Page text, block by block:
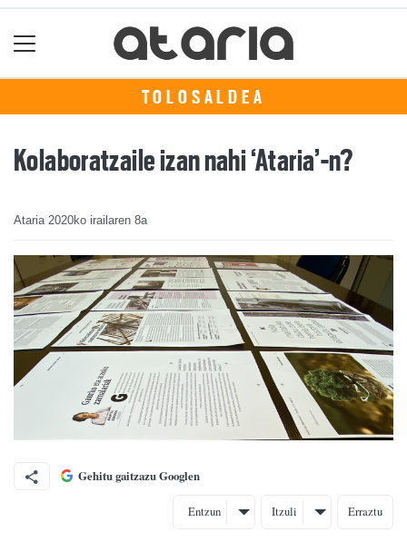
TOLOSALDEA
Kolaboratzaile izan nahi ‘Ataria’-n?
Ataria 2020ko irailaren 8a
Gehitu gaitzazu Googlen
Entzun Itzuli Erraztu